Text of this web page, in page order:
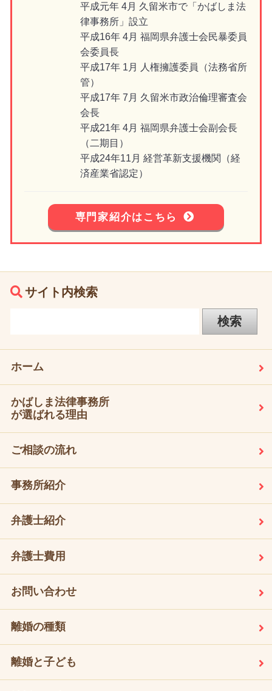
平成元年 4月 久留米市で「かばしま法
律事務所」設立
平成16年 4月 福岡県弁護士会民暴委員
会委員長
平成17年 1月 人権擁護委員（法務省所
管）
平成17年 7月 久留米市政治倫理審査会
会長
平成21年 4月 福岡県弁護士会副会長
（二期目）
平成24年11月 経営革新支援機関（経
済産業省認定）
専門家紹介はこちら
サイト内検索
ホーム
かばしま法律事務所
が選ばれる理由
ご相談の流れ
事務所紹介
弁護士紹介
弁護士費用
お問い合わせ
離婚の種類
離婚と子ども